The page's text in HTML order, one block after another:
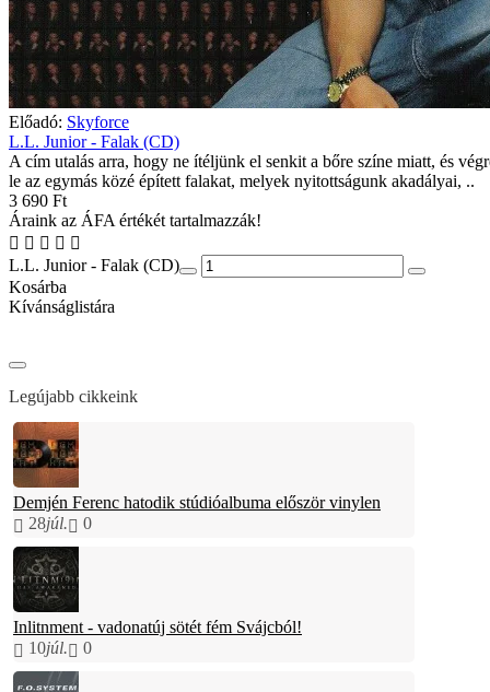
Előadó: Skyforce
L.L. Junior - Falak (CD)
A cím utalás arra, hogy ne ítéljünk el senkit a bőre színe miatt, és
le az egymás közé épített falakat, melyek nyitottságunk akadályai, ..
3 690 Ft
Áraink az ÁFA értékét tartalmazzák!
L.L. Junior - Falak (CD)
Kosárba
Kívánságlistára
Legújabb cikkeink
Demjén Ferenc hatodik stúdióalbuma először vinylen
28júl. 0
Inlitnment - vadonatúj sötét fém Svájcból!
10júl. 0